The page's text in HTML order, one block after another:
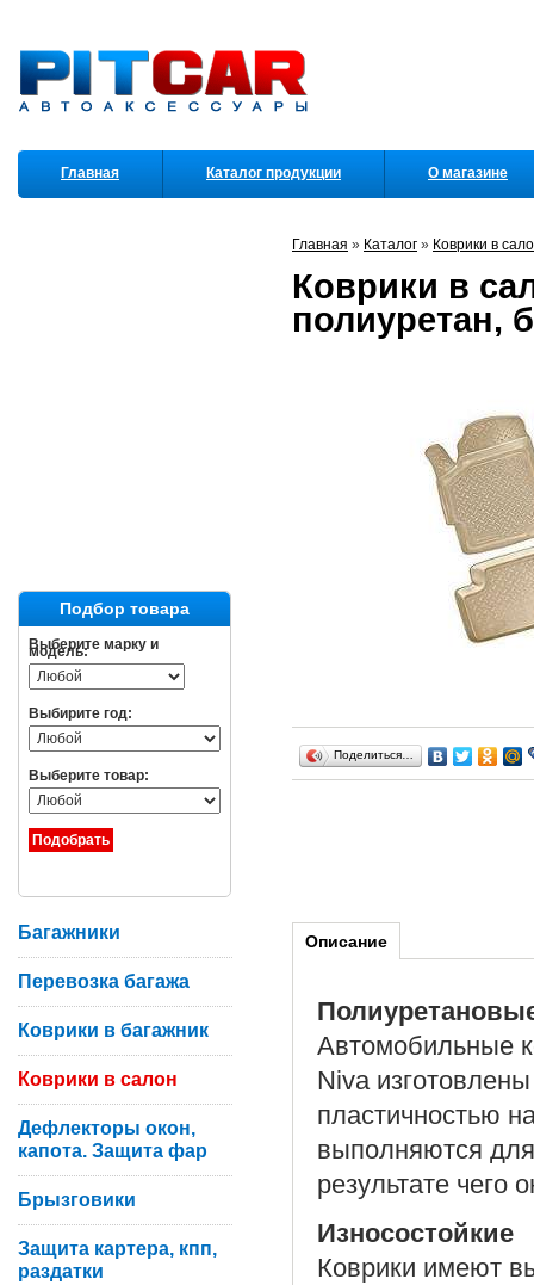
Главная » Каталог » Коврики в
Коврики в
полиуретан,
Поделиться…
Описание
Автомобильные
Niva
пластичностью
выполняются
результате чего
Износостойкие
Коврики имеют
Главная Каталог продукции О магазине
Подбор товара
Выберите марку и
модель:
Выбирите год:
Выберите товар:
Багажники
Перевозка багажа
Коврики в багажник
Коврики в салон
Дефлекторы окон,
капота. Защита фар
Брызговики
Защита картера, кпп,
раздатки